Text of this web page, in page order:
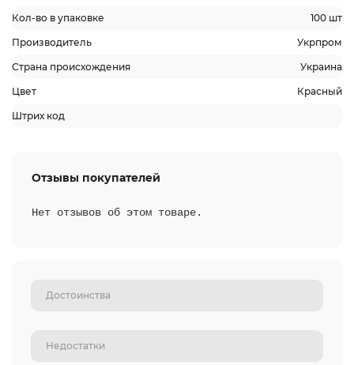
Кол-во в упаковке 100 шт
Производитель Укрпром
Страна происхождения Украина
Цвет Красный
Штрих код
Отзывы покупателей
Нет отзывов об этом товаре.